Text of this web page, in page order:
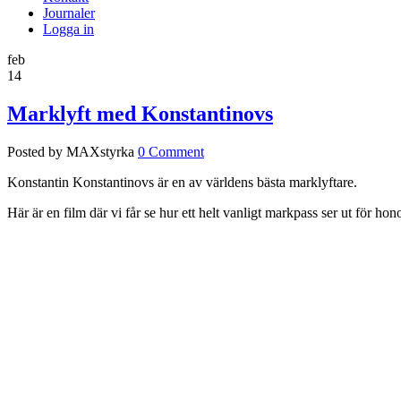
Journaler
Logga in
feb
14
Marklyft med Konstantinovs
Posted by MAXstyrka 0 Comment
Konstantin Konstantinovs är en av världens bästa marklyftare.
Här är en film där vi får se hur ett helt vanligt markpass ser ut för